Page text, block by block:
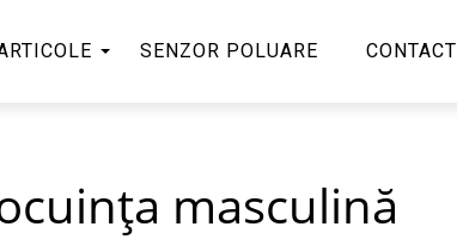
SENZOR POLUARE CONTACT
masculină